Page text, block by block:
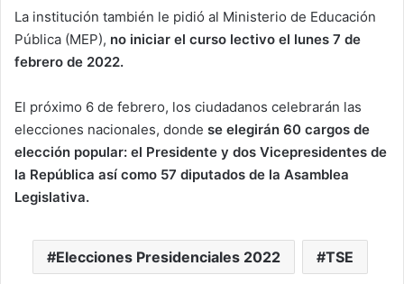
La institución también le pidió al Ministerio de Educación
Pública (MEP), no iniciar el curso lectivo el lunes 7 de
febrero de 2022.
El próximo 6 de febrero, los ciudadanos celebrarán las
elecciones nacionales, donde se elegirán 60 cargos de
elección popular: el Presidente y dos Vicepresidentes de
la República así como 57 diputados de la Asamblea
Legislativa.
Elecciones Presidenciales 2022 TSE